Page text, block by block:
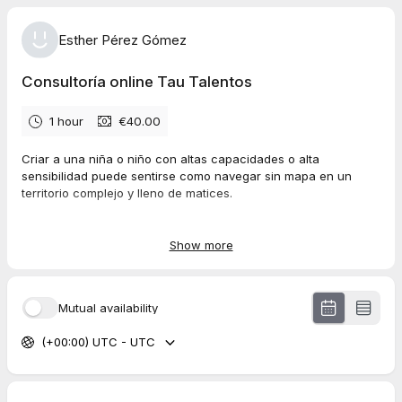
Esther Pérez Gómez
Consultoría online Tau Talentos
1 hour €40.00
Criar a una niña o niño con altas capacidades o alta
sensibilidad puede sentirse como navegar sin mapa en un
territorio complejo y lleno de matices.
probando, aprendiendo, equivocándome y convirtiéndome en
Estas sesiones online están pensadas para ayudarte a tomar
decisiones más conscientes y alineadas con las necesidades
Show more
Mutual availability
(+00:00) UTC - UTC